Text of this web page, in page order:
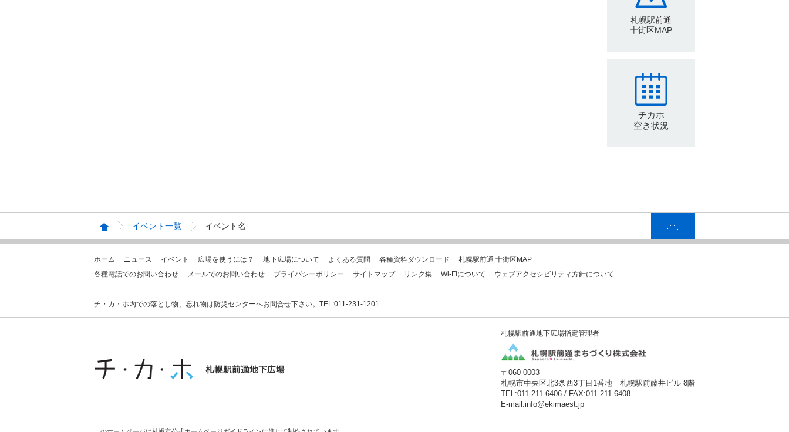
札幌駅前通
十街区MAP
チカホ
空き状況
イベント一覧 イベント名
ホーム ニュース イベント 広場を使うには？ 地下広場について よくある質問 各種資料ダウンロード
札幌駅前通 十街区MAP
各種電話でのお問い合わせ
メールでのお問い合わせ プライバシーポリシー サイトマップ リンク集 Wi-Fiについて ウェブアクセシビリティ方針について
チ・カ・ホ内での落とし物、忘れ物は防災センターへお問合せ下さい。TEL:011-231-1201
札幌駅前通地下広場指定管理者
〒060-0003
札幌市中央区北3条西3丁目1番地 札幌駅前藤井ビル 8階
TEL:011-211-6406 / FAX:011-211-6408
E-mail:info@ekimaest.jp